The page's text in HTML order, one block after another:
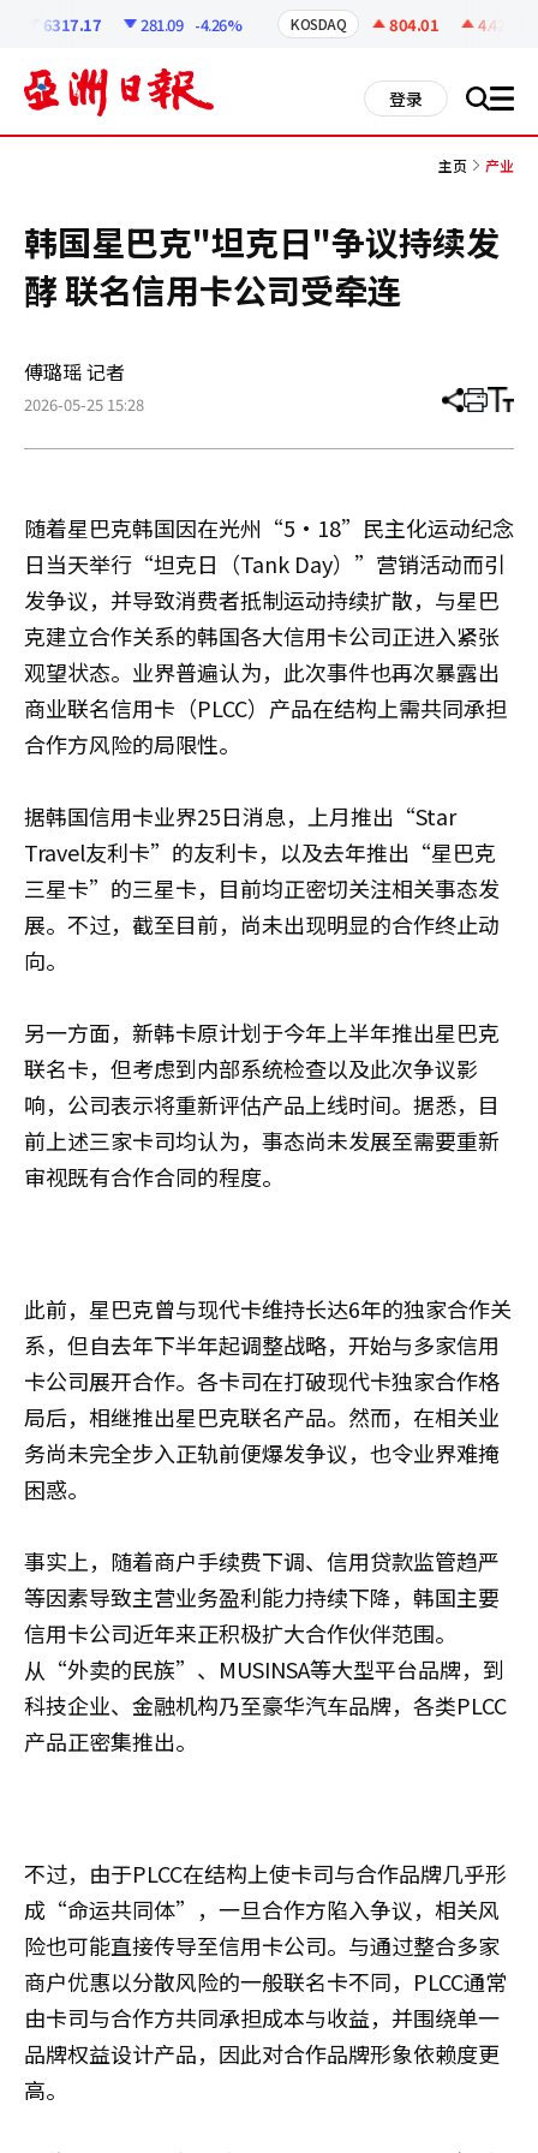
6317.17 281.09 -4.26% KOSDAQ 804.01 4.42
登录 搜 all
主页 产业
韩国星巴克"坦克日"争议持续发
酵 联名信用卡公司受牵连
傅璐瑶 记者
2026-05-25 15:28 分
章
打 调
小
随着星巴克韩国因在光州“5·18”民主化运动纪念
日当天举行“坦克日（Tank Day）”营销活动而引
发争议，并导致消费者抵制运动持续扩散，与星巴
克建立合作关系的韩国各大信用卡公司正进入紧张
观望状态。业界普遍认为，此次事件也再次暴露出
商业联名信用卡（PLCC）产品在结构上需共同承担
合作方风险的局限性。
据韩国信用卡业界25日消息，上月推出“Star
Travel友利卡”的友利卡，以及去年推出“星巴克
三星卡”的三星卡，目前均正密切关注相关事态发
展。不过，截至目前，尚未出现明显的合作终止动
向。
另一方面，新韩卡原计划于今年上半年推出星巴克
联名卡，但考虑到内部系统检查以及此次争议影
响，公司表示将重新评估产品上线时间。据悉，目
前上述三家卡司均认为，事态尚未发展至需要重新
审视既有合作合同的程度。
此前，星巴克曾与现代卡维持长达6年的独家合作关
系，但自去年下半年起调整战略，开始与多家信用
卡公司展开合作。各卡司在打破现代卡独家合作格
局后，相继推出星巴克联名产品。然而，在相关业
务尚未完全步入正轨前便爆发争议，也令业界难掩
困惑。
事实上，随着商户手续费下调、信用贷款监管趋严
等因素导致主营业务盈利能力持续下降，韩国主要
信用卡公司近年来正积极扩大合作伙伴范围。
从“外卖的民族”、MUSINSA等大型平台品牌，到
科技企业、金融机构乃至豪华汽车品牌，各类PLCC
产品正密集推出。
不过，由于PLCC在结构上使卡司与合作品牌几乎形
成“命运共同体”，一旦合作方陷入争议，相关风
险也可能直接传导至信用卡公司。与通过整合多家
商户优惠以分散风险的一般联名卡不同，PLCC通常
由卡司与合作方共同承担成本与收益，并围绕单一
品牌权益设计产品，因此对合作品牌形象依赖度更
高。